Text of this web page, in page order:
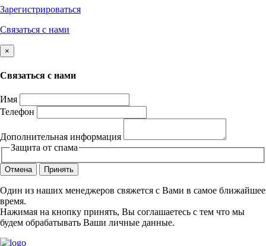
Зарегистрироваться
Связаться с нами
×
Связаться с нами
Имя
Телефон
Дополнительная информация
Защита от спама
Отмена Принять
Один из наших менеджеров свяжется с Вами в самое ближайшее
время.
Нажимая на кнопку принять, Вы соглашаетесь с тем что мы
будем обрабатывать Ваши личные данные.